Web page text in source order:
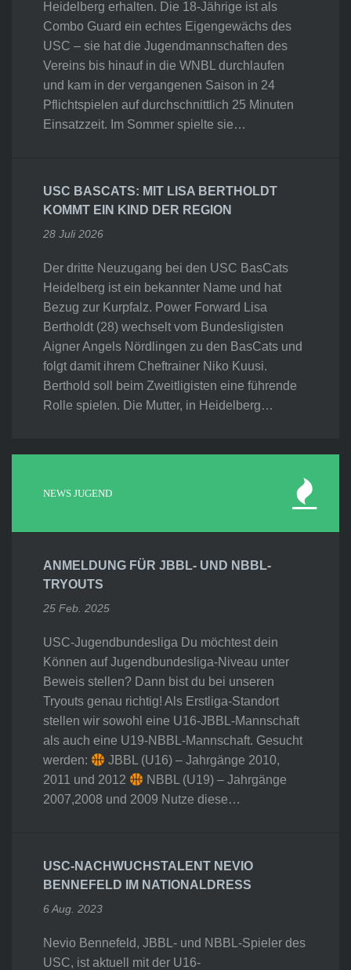
Heidelberg erhalten. Die 18-Jährige ist als
Combo Guard ein echtes Eigengewächs des
USC – sie hat die Jugendmannschaften des
Vereins bis hinauf in die WNBL durchlaufen
und kam in der vergangenen Saison in 24
Pflichtspielen auf durchschnittlich 25 Minuten
Einsatzzeit. Im Sommer spielte sie…
USC BASCATS: MIT LISA BERTHOLDT
KOMMT EIN KIND DER REGION
28 Juli 2026
Der dritte Neuzugang bei den USC BasCats
Heidelberg ist ein bekannter Name und hat
Bezug zur Kurpfalz. Power Forward Lisa
Bertholdt (28) wechselt vom Bundesligisten
Aigner Angels Nördlingen zu den BasCats und
folgt damit ihrem Cheftrainer Niko Kuusi.
Berthold soll beim Zweitligisten eine führende
Rolle spielen. Die Mutter, in Heidelberg…
NEWS JUGEND
ANMELDUNG FÜR JBBL- UND NBBL-
TRYOUTS
25 Feb. 2025
USC-Jugendbundesliga Du möchtest dein
Können auf Jugendbundesliga-Niveau unter
Beweis stellen? Dann bist du bei unseren
Tryouts genau richtig! Als Erstliga-Standort
stellen wir sowohl eine U16-JBBL-Mannschaft
als auch eine U19-NBBL-Mannschaft. Gesucht
werden:
JBBL (U16) – Jahrgänge 2010,
2011 und 2012
NBBL (U19) – Jahrgänge
2007,2008 und 2009 Nutze diese…
USC-NACHWUCHSTALENT NEVIO
BENNEFELD IM NATIONALDRESS
6 Aug. 2023
Nevio Bennefeld, JBBL- und NBBL-Spieler des
USC, ist aktuell mit der U16-